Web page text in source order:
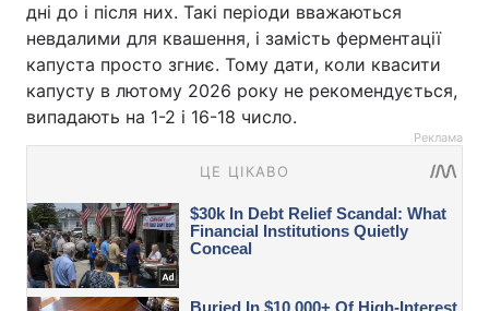
дні до і після них. Такі періоди вважаються
невдалими для квашення, і замість ферментації
капуста просто згниє. Тому дати, коли квасити
капусту в лютому 2026 року не рекомендується,
випадають на 1-2 і 16-18 число.
Реклама